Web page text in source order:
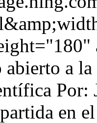
abierto a
Por:
en